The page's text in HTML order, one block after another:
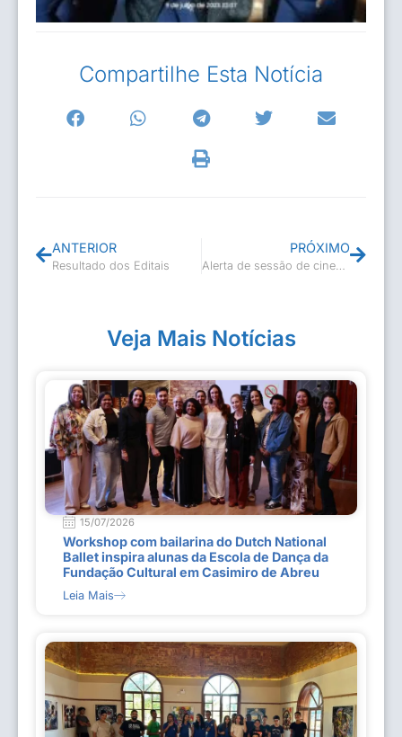
Compartilhe Esta Notícia
ANTERIOR
Resultado dos Editais
PRÓXIMO
Alerta de sessão de cinema!
Veja Mais Notícias
15/07/2026
Workshop com bailarina do Dutch National
Ballet inspira alunas da Escola de Dança da
Fundação Cultural em Casimiro de Abreu
Leia Mais